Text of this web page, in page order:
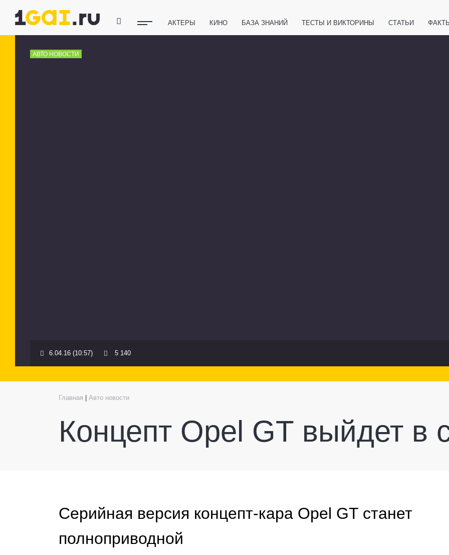
АКТЕРЫ КИНО БАЗА ЗНАНИЙ ТЕСТЫ И ВИКТОРИНЫ СТАТЬИ ФАКТЫ
АВТО НОВОСТИ
6.04.16 (10:57) 5 140
Главная Авто новости
Концепт Opel GT выйдет в
Серийная версия концепт-кара Opel GT станет
полноприводной